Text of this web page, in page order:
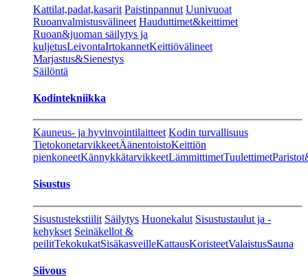
Kattilat,padat,kasarit Paistinpannut Uunivuoat
Ruoanvalmistusvälineet Hauduttimet&keittimet
Ruoan&juoman säilytys ja
kuljetusLeivontaIrtokannetKeittiövälineet
Marjastus&Sienestys
Säilöntä
Kodintekniikka
Kauneus- ja hyvinvointilaitteet Kodin turvallisuus
TietokonetarvikkeetÄänentoistoKeittiön
pienkoneetKännykkätarvikkeetLämmittimetTuulettimet
Sisustus
Sisustustekstiilit Säilytys Huonekalut Sisustustaulut ja -
kehykset Seinäkellot &
peilitTekokukatSisäkasveilleKattausKoristeetValaistusSauna
Siivous